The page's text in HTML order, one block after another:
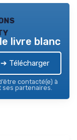
livre blanc
➔ Télécharger
contacté(e) à
ses partenaires.